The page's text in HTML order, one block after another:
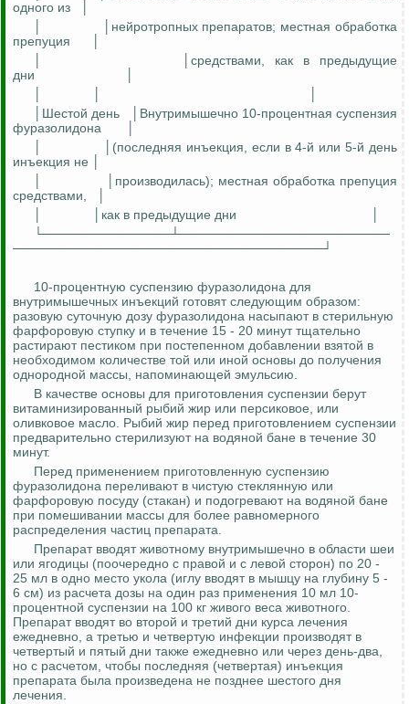
одного из
нейротропныхпрепаратов; местная обработка
препуция
│средствами, как в предыдущие
дни
│Шестой день
│Внутримышечно 10-процентная суспензия
фуразолидона
│(последняя инъекция, если в 4-й или 5-й день
инъекция не │
│производилась); местная обработка препуция
средствами,
│как в предыдущие дни
└──────────────┴───────────────────────
──────────────────────────────────┘
10-процентную суспензию фуразолидона для
внутримышечных инъекций готовят следующим образом:
разовую суточную дозу фуразолидона насыпают в стерильную
фарфоровую ступку и в течение 15 - 20 минут тщательно
растирают пестиком при постепенном добавлении взятой в
необходимом количестве той или иной основы до получения
однородной массы, напоминающей эмульсию.
В качестве основы для приготовления суспензии берут
витаминизированный рыбий жир или персиковое, или
оливковое масло. Рыбий жир перед приготовлением суспензии
предварительно стерилизуют на водяной бане в течение 30
минут.
Перед применением приготовленную суспензию
фуразолидона переливают в чистую стеклянную или
фарфоровую посуду (стакан) и подогревают на водяной бане
при помешивании массы для более равномерного
распределения частиц препарата.
Препарат вводят животному внутримышечно в области шеи
или ягодицы (поочередно с правой и с левой сторон) по 20 -
25 мл в одно место укола (иглу вводят в мышцу на глубину 5 -
6 см) из расчета дозы на один раз применения 10 мл 10-
процентной суспензии на 100 кг живого веса животного.
Препарат вводят во второй и третий дни курса лечения
ежедневно, а третью и четвертую инфекции производят в
четвертый и пятый дни также ежедневно или через день-два,
но с расчетом, чтобы последняя (четвертая) инъекция
препарата была произведена не позднее шестого дня
лечения.